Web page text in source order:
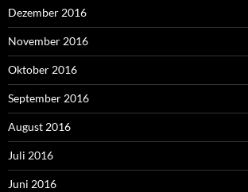
Dezember 2016
November 2016
Oktober 2016
September 2016
August 2016
Juli 2016
Juni 2016